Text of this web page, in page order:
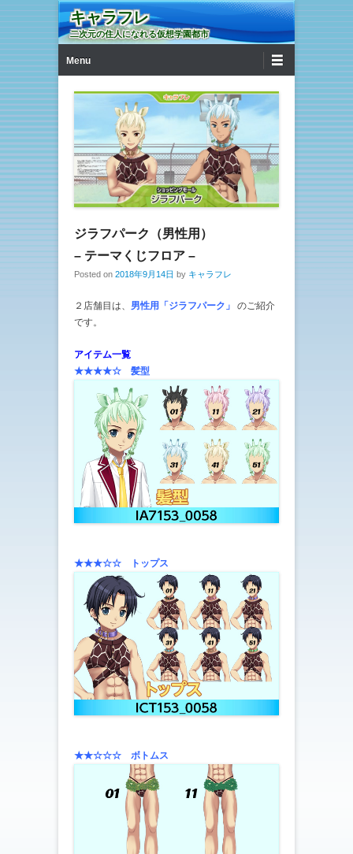
キャラフレ
二次元の住人になれる仮想学園都市
Menu
ジラフパーク（男性用）
– テーマくじフロア –
Posted on 2018年9月14日 by キャラフレ
２店舗目は、 男性用「ジラフパーク」
のご紹介
です。
アイテム一覧
★★★★☆ 髪型
★★★☆☆ トップス
★★☆☆☆ ボトムス